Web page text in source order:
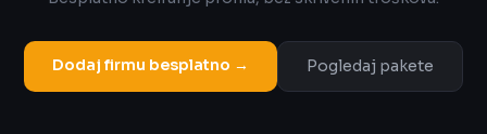
Dodaj firmu besplatno → Pogledaj pakete